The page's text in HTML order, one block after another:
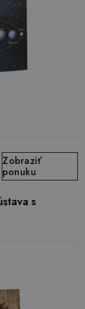
Zobraziť
ponuku
s